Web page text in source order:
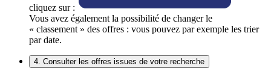
cliquez sur :
Vous avez également la possibilité de changer le
« classement » des offres : vous pouvez par exemple les trier
par date.
4. Consulter les offres issues de votre recherche